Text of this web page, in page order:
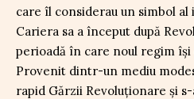
care îl considerau un simbol
Cariera sa a început după
perioadă în care noul regim își
Provenit dintr-un mediu
rapid Gărzii Revoluționare și